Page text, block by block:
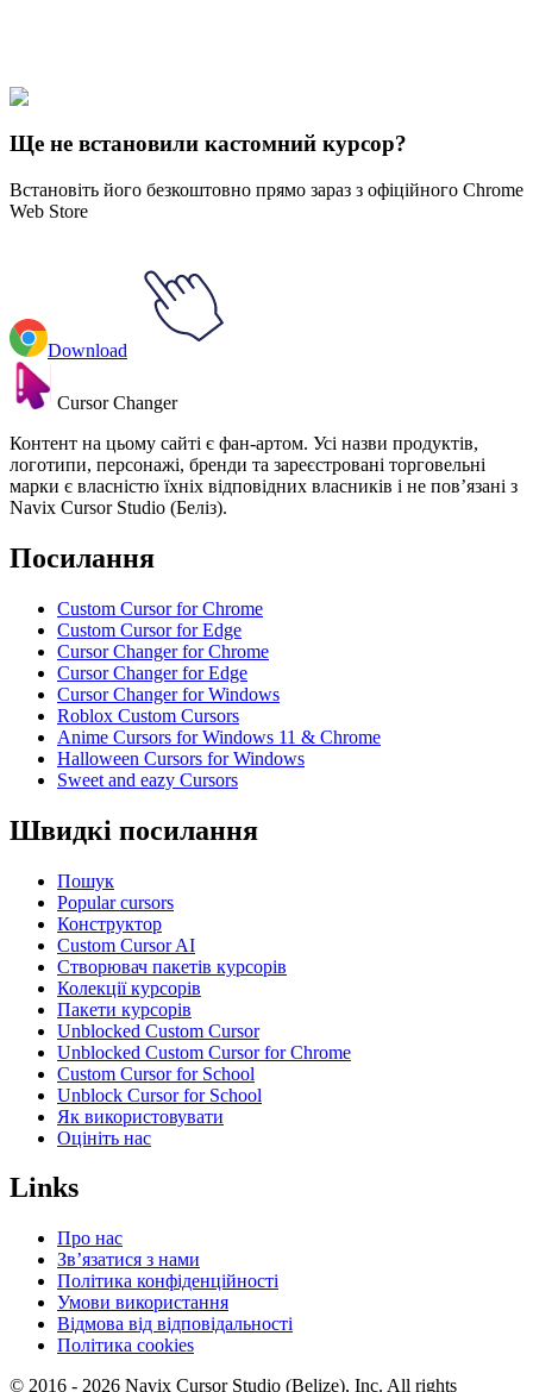
Спортивні
Ще не встановили кастомний курсор?
Встановіть його безкоштовно прямо зараз з офіційного Chrome
Web Store
Download
Cursor Changer
Контент на цьому сайті є фан-артом. Усі назви продуктів,
логотипи, персонажі, бренди та зареєстровані торговельні
марки є власністю їхніх відповідних власників і не пов’язані з
Navix Cursor Studio (Беліз).
Посилання
Custom Cursor for Chrome
Custom Cursor for Edge
Cursor Changer for Chrome
Cursor Changer for Edge
Cursor Changer for Windows
Roblox Custom Cursors
Anime Cursors for Windows 11 & Chrome
Halloween Cursors for Windows
Sweet and eazy Cursors
Швидкі посилання
Пошук
Popular cursors
Конструктор
Custom Cursor AI
Створювач пакетів курсорів
Колекції курсорів
Пакети курсорів
Unblocked Custom Cursor
Unblocked Custom Cursor for Chrome
Custom Cursor for School
Unblock Cursor for School
Як використовувати
Оцініть нас
Links
Про нас
Зв’язатися з нами
Політика конфіденційності
Умови використання
Відмова від відповідальності
Політика cookies
© 2016 - 2026 Navix Cursor Studio (Belize), Inc. All rights